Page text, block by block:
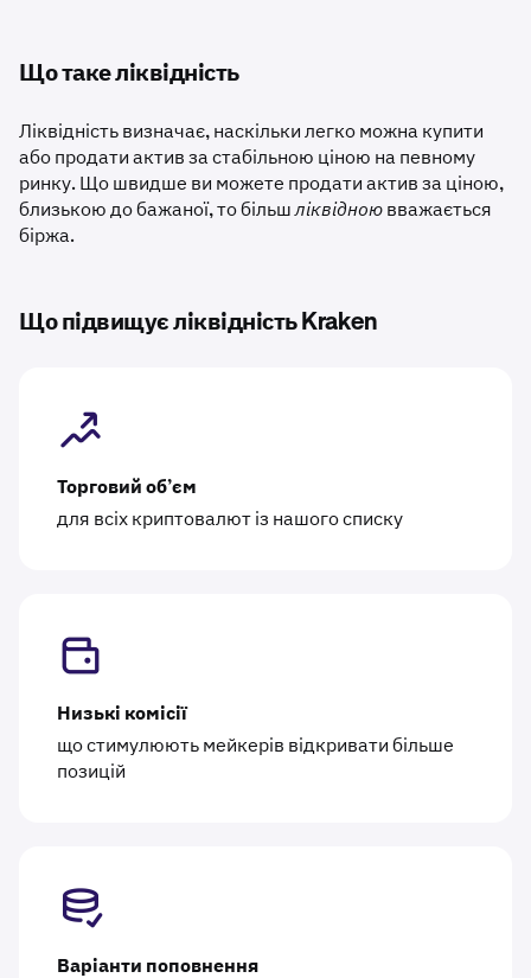
Що таке ліквідність
Ліквідність визначає, наскільки легко можна купити
або продати актив за стабільною ціною на певному
ринку. Що швидше ви можете продати актив за ціною,
близькою до бажаної, то більшліквідноювважається
біржа.
Що підвищує ліквідність Kraken
Торговий об’єм
для всіх криптовалют із нашого списку
Низькі комісії
що стимулюють мейкерів відкривати більше
позицій
Варіанти поповнення